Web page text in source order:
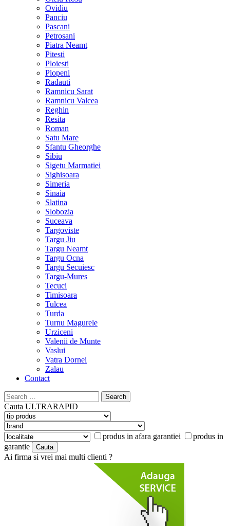
Ovidiu
Panciu
Pascani
Petrosani
Piatra Neamt
Pitesti
Ploiesti
Plopeni
Radauti
Ramnicu Sarat
Ramnicu Valcea
Reghin
Resita
Roman
Satu Mare
Sfantu Gheorghe
Sibiu
Sigetu Marmatiei
Sighisoara
Simeria
Sinaia
Slatina
Slobozia
Suceava
Targoviste
Targu Jiu
Targu Neamt
Targu Ocna
Targu Secuiesc
Targu-Mures
Tecuci
Timisoara
Tulcea
Turda
Turnu Magurele
Urziceni
Valenii de Munte
Vaslui
Vatra Dornei
Zalau
Contact
Search
for:
Cauta ULTRARAPID
produs in afara garantiei
produs in
garantie
Ai firma si vrei mai multi clienti ?